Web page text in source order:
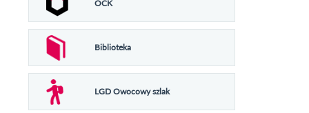
OCK
Biblioteka
LGD Owocowy szlak